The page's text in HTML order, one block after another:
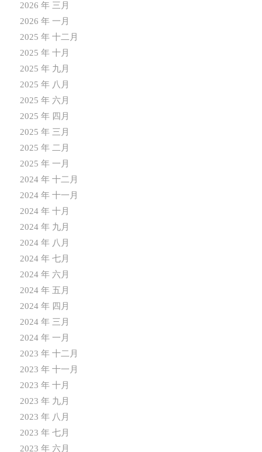
2026 年 三月
2026 年 一月
2025 年 十二月
2025 年 十月
2025 年 九月
2025 年 八月
2025 年 六月
2025 年 四月
2025 年 三月
2025 年 二月
2025 年 一月
2024 年 十二月
2024 年 十一月
2024 年 十月
2024 年 九月
2024 年 八月
2024 年 七月
2024 年 六月
2024 年 五月
2024 年 四月
2024 年 三月
2024 年 一月
2023 年 十二月
2023 年 十一月
2023 年 十月
2023 年 九月
2023 年 八月
2023 年 七月
2023 年 六月